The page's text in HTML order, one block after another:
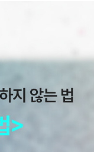
지는 다시 아이가 입
빨리 낮오줌을 가리
네 결과 삶에 걸맞게
도 하나둘 늘고 어금니
그나저나, 하루 내
가 뛰고, 첫째 아이 못